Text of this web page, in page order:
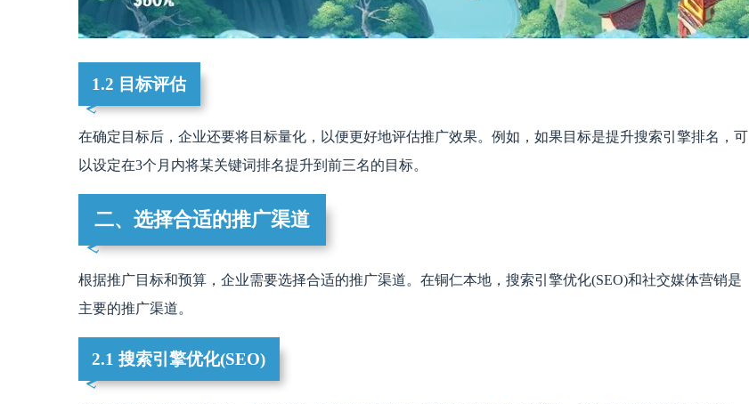
1.2 目标评估
在确定目标后，企业还要将目标量化，以便更好地评估推广效果。例如，如果目标是提升搜索引擎排名，可
以设定在3个月内将某关键词排名提升到前三名的目标。
二、选择合适的推广渠道
根据推广目标和预算，企业需要选择合适的推广渠道。在铜仁本地，搜索引擎优化(SEO)和社交媒体营销是
主要的推广渠道。
2.1 搜索引擎优化(SEO)